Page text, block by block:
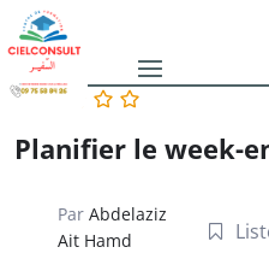
Planifier le week-
Par Abdelaziz
Ait Hamd